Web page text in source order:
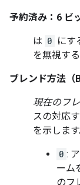
予約済み：6 ビ
は 0 にす
を無視す
ブレンド方法（
現在のフ
スの対応
を示します
0 :
ーム
のフ